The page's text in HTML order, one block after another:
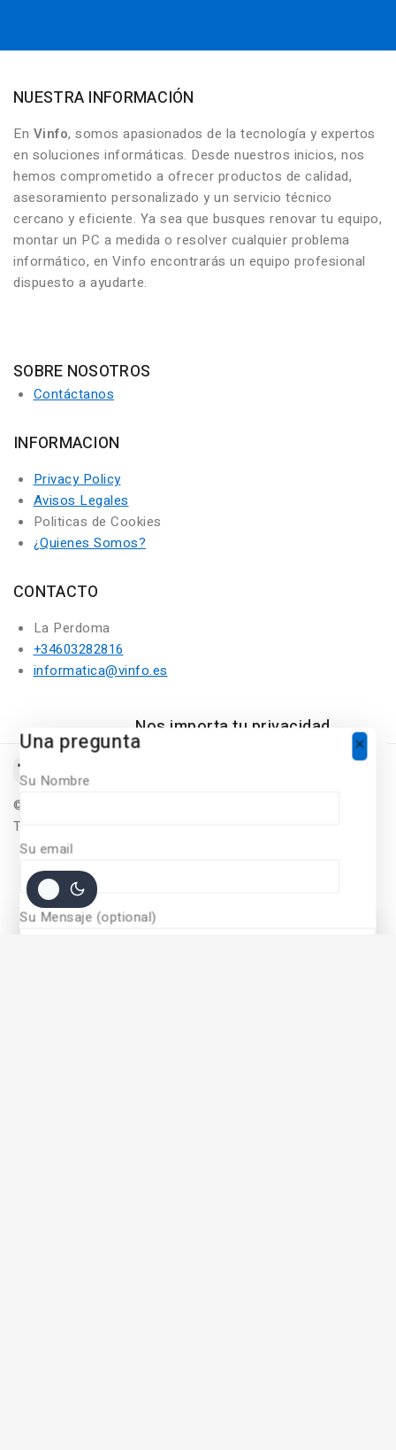
NUESTRA INFORMACIÓN
En Vinfo, somos apasionados de la tecnología y expertos
en soluciones informáticas. Desde nuestros inicios, nos
hemos comprometido a ofrecer productos de calidad,
asesoramiento personalizado y un servicio técnico
cercano y eficiente. Ya sea que busques renovar tu equipo,
montar un PC a medida o resolver cualquier problema
informático, en Vinfo encontrarás un equipo profesional
dispuesto a ayudarte.
SOBRE NOSOTROS
Contáctanos
INFORMACION
Privacy Policy
Avisos Legales
Politicas de Cookies
¿Quienes Somos?
CONTACTO
La Perdoma
+34603282816
informatica@vinfo.es
©
Todos Los derechos Reservados
Nos importa tu privacidad
Para ofrecer una experiencia de
Una pregunta
Su Nombre
Su email
Su Mensaje (optional)